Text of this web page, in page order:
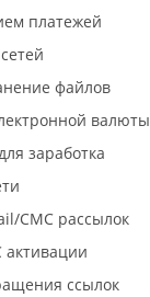
платежей
файлов
валюты
заработка
СМС рассылок
ссылок